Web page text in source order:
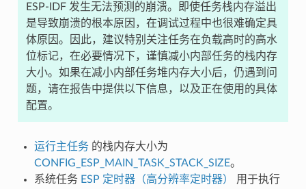
ESP-IDF 发生无法预测的崩溃。即使任务栈内存溢出
是导致崩溃的根本原因，在调试过程中也很难确定具
体原因。因此，建议特别关注任务在负载高时的高水
位标记，在必要情况下，谨慎减小内部任务的栈内存
大小。如果在减小内部任务堆内存大小后，仍遇到问
题，请在报告中提供以下信息，以及正在使用的具体
配置。
运行主任务的栈内存大小为
CONFIG_ESP_MAIN_TASK_STACK_SIZE。
系统任务 ESP 定时器（高分辨率定时器）
用于执行